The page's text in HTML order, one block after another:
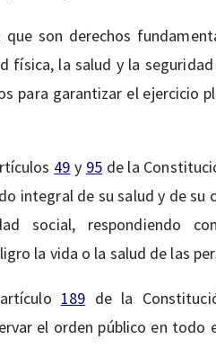
que son derechos
física, la salud y la
para garantizar el ejercicio
49 y 95de la
integral de su salud y de su
social, respondiendo
la vida o la salud de las
189 de la
el orden público en todo